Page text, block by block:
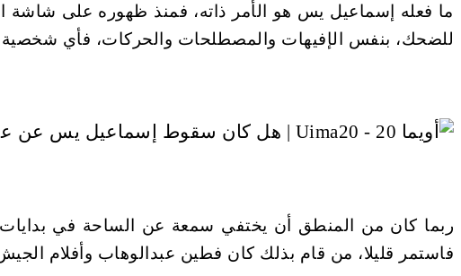
ما فعله إسماعيل يس هو الأمر ذاته، فمنذ ظهوره على شاشة
للضحك، بنفس الإفيهات والمصطلحات والحركات، فأي
ربما كان من المنطق أن يختفي سمعة عن الساحة في
فاستمر قليلا، من قام بذلك كان فطين عبدالوهاب وأفلام